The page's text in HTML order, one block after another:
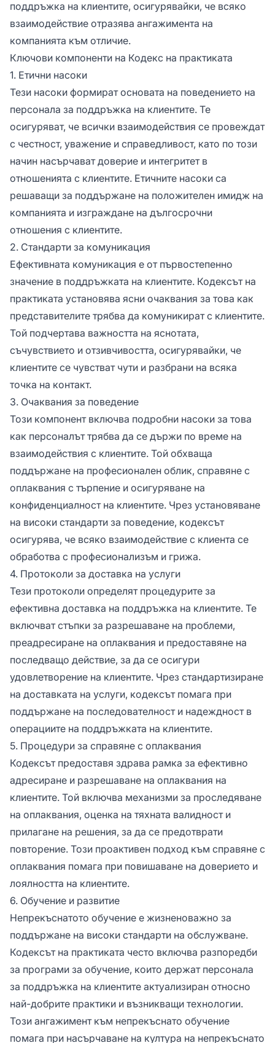
поддръжка на клиентите, осигурявайки, че всяко
взаимодействие отразява ангажимента на
компанията към отличие.
Ключови компоненти на Кодекс на практиката
1. Етични насоки
Тези насоки формират основата на поведението на
персонала за поддръжка на клиентите. Те
осигуряват, че всички взаимодействия се провеждат
с честност, уважение и справедливост, като по този
начин насърчават доверие и интегритет в
отношенията с клиентите. Етичните насоки са
решаващи за поддържане на положителен имидж на
компанията и изграждане на дългосрочни
отношения с клиентите.
2. Стандарти за комуникация
Ефективната комуникация е от първостепенно
значение в поддръжката на клиентите. Кодексът на
практиката установява ясни очаквания за това как
представителите трябва да комуникират с клиентите.
Той подчертава важността на яснотата,
съчувствието и отзивчивостта, осигурявайки, че
клиентите се чувстват чути и разбрани на всяка
точка на контакт.
3. Очаквания за поведение
Този компонент включва подробни насоки за това
как персоналът трябва да се държи по време на
взаимодействия с клиентите. Той обхваща
поддържане на професионален облик, справяне с
оплаквания с търпение и осигуряване на
конфиденциалност на клиентите. Чрез установяване
на високи стандарти за поведение, кодексът
осигурява, че всяко взаимодействие с клиента се
обработва с професионализъм и грижа.
4. Протоколи за доставка на услуги
Тези протоколи определят процедурите за
ефективна доставка на поддръжка на клиентите. Те
включват стъпки за разрешаване на проблеми,
преадресиране на оплаквания и предоставяне на
последващо действие, за да се осигури
удовлетворение на клиентите. Чрез стандартизиране
на доставката на услуги, кодексът помага при
поддържане на последователност и надеждност в
операциите на поддръжката на клиентите.
5. Процедури за справяне с оплаквания
Кодексът предоставя здрава рамка за ефективно
адресиране и разрешаване на оплаквания на
клиентите. Той включва механизми за проследяване
на оплаквания, оценка на тяхната валидност и
прилагане на решения, за да се предотврати
повторение. Този проактивен подход към справяне с
оплаквания помага при повишаване на доверието и
лоялността на клиентите.
6. Обучение и развитие
Непрекъснатото обучение е жизненоважно за
поддържане на високи стандарти на обслужване.
Кодексът на практиката често включва разпоредби
за програми за обучение, които держат персонала
за поддръжка на клиентите актуализиран относно
най-добрите практики и възникващи технологии.
Този ангажимент към непрекъснато обучение
помага при насърчаване на култура на непрекъснато